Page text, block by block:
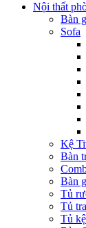
Nội thất
Bàn
Sofa
Kệ
Bàn
Bàn
Tủ
Tủ
Tủ